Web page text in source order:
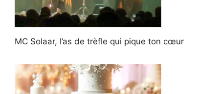
MC Solaar, l’as de trèfle qui pique ton cœur